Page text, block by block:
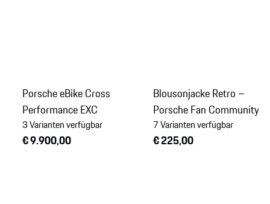
Porsche eBike Cross
Performance EXC
3 Varianten verfügbar
€ 9.900,00
Blousonjacke Retro –
Porsche Fan Community
7 Varianten verfügbar
€ 225,00